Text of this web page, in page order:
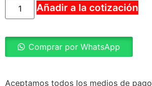
Añadir a la cotización
Comprar por WhatsApp
Aceptamos todos los medios de pago